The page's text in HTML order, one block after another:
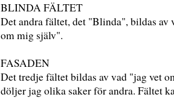
BLINDA FÄLTET
Det andra fältet, det "Blinda", bildas
om mig själv".
FASADEN
Det tredje fältet bildas av vad "jag vet
döljer jag olika saker för andra. Fältet